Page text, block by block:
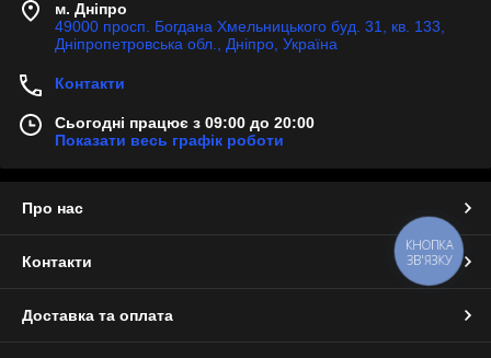
м. Дніпро
49000 просп. Богдана Хмельницького буд. 31, кв. 133,
Дніпропетровська обл., Дніпро, Україна
Контакти
Сьогодні працює з 09:00 до 20:00
Показати весь графік роботи
Про нас
Контакти
Доставка та оплата
КНОПКА
ЗВ'ЯЗКУ